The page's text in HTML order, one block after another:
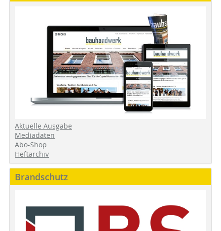
Aktuelle Ausgabe
Mediadaten
Abo-Shop
Heftarchiv
Brandschutz